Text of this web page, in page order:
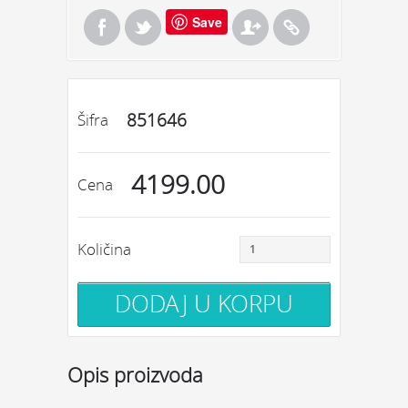
Save
Šifra 851646
Cena 4199.00
Količina
Opis proizvoda